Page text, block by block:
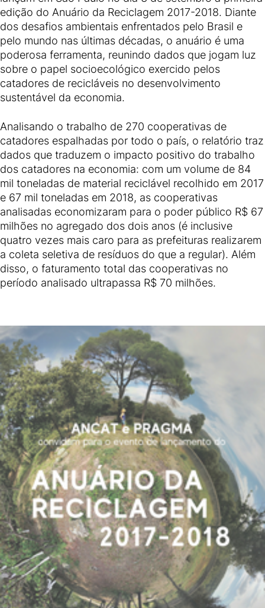
edição do Anuário da Reciclagem 2017-2018. Diante
dos desafios ambientais enfrentados pelo Brasil e
pelo mundo nas últimas décadas, o anuário é uma
poderosa ferramenta, reunindo dados que jogam luz
sobre o papel socioecológico exercido pelos
catadores de recicláveis no desenvolvimento
sustentável da economia.
Analisando o trabalho de 270 cooperativas de
catadores espalhadas por todo o país, o relatório traz
dados que traduzem o impacto positivo do trabalho
dos catadores na economia: com um volume de 84
mil toneladas de material reciclável recolhido em 2017
e 67 mil toneladas em 2018, as cooperativas
analisadas economizaram para o poder público R$ 67
milhões no agregado dos dois anos (é inclusive
quatro vezes mais caro para as prefeituras realizarem
a coleta seletiva de resíduos do que a regular). Além
disso, o faturamento total das cooperativas no
período analisado ultrapassa R$ 70 milhões.